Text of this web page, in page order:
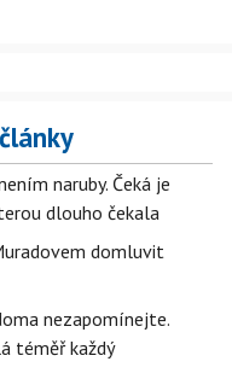
naruby. Čeká je
dlouho čekala
domluvit
nezapomínejte.
téměř každý